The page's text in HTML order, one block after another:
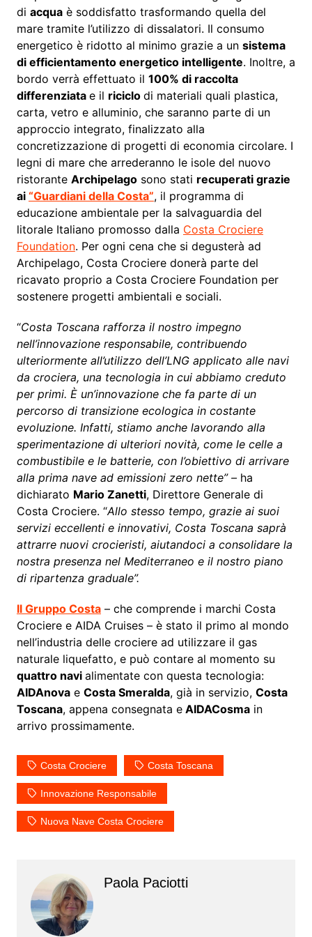
di acquaè soddisfatto trasformando quella del
mare tramite l’utilizzo di dissalatori. Il consumo
energetico è ridotto al minimo grazie a un sistema
di efficientamento energetico intelligente. Inoltre, a
bordo verrà effettuato il 100% di raccolta
differenziata e il riciclo di materiali quali plastica,
carta, vetro e alluminio, che saranno parte di un
approccio integrato, finalizzato alla
concretizzazione di progetti di economia circolare. I
legni di mare che arrederanno le isole del nuovo
ristorante Archipelagosono stati recuperati grazie
ai “Guardiani della Costa”, il programma di
educazione ambientale per la salvaguardia del
litorale Italiano promosso dalla Costa Crociere
Foundation. Per ogni cena che si degusterà ad
Archipelago, Costa Crociere donerà parte del
ricavato proprio a Costa Crociere Foundation per
sostenere progetti ambientali e sociali.
“Costa Toscana rafforza il nostro impegno
nell’innovazione responsabile, contribuendo
ulteriormente all’utilizzo dell’LNG applicato alle navi
da crociera, una tecnologia in cui abbiamo creduto
per primi. È un’innovazione che fa parte di un
percorso di transizione ecologica in costante
evoluzione. Infatti, stiamo anche lavorando alla
sperimentazione di ulteriori novità, come le celle a
combustibile e le batterie, con l’obiettivo di arrivare
alla prima nave ad emissioni zero nette” – ha
dichiarato Mario Zanetti, Direttore Generale di
Costa Crociere. “Allo stesso tempo, grazie ai suoi
servizi eccellenti e innovativi, Costa Toscana saprà
attrarre nuovi crocieristi, aiutandoci a consolidare la
nostra presenza nel Mediterraneo e il nostro piano
di ripartenza graduale”.
Il Gruppo Costa– che comprende i marchi Costa
Crociere e AIDA Cruises – è stato il primo al mondo
nell’industria delle crociere ad utilizzare il gas
naturale liquefatto, e può contare al momento su
quattro navi alimentate con questa tecnologia:
AIDAnovae Costa Smeralda, già in servizio, Costa
Toscana, appena consegnata eAIDACosmain
arrivo prossimamente.
Costa Crociere Costa Toscana
Innovazione Responsabile
Nuova Nave Costa Crociere
Paola Paciotti